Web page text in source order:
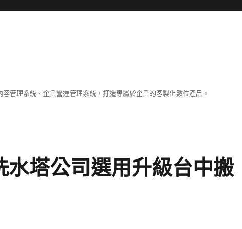
管理系統、企業營運管理系統，打造專屬於企業的客製化數位產品。
塔公司選用升級台中搬